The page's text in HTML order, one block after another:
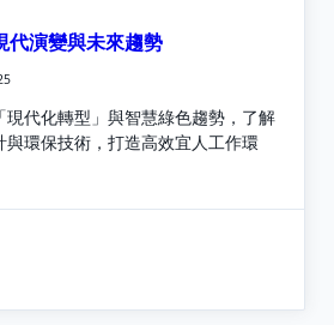
代演變與未來趨勢
現代化轉型」與智慧綠色趨勢，了解
與環保技術，打造高效宜人工作環